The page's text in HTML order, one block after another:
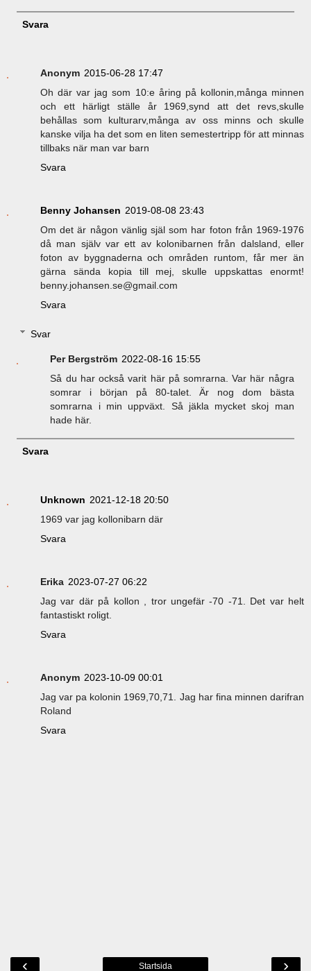
Svara
Anonym 2015-06-28 17:47
Oh där var jag som 10:e åring på kollonin,många minnen
och ett härligt ställe år 1969,synd att det revs,skulle
behållas som kulturarv,många av oss minns och skulle
kanske vilja ha det som en liten semestertripp för att minnas
tillbaks när man var barn
Svara
Benny Johansen 2019-08-08 23:43
Om det är någon vänlig själ som har foton från 1969-1976
då man själv var ett av kolonibarnen från dalsland, eller
foton av byggnaderna och områden runtom, får mer än
gärna sända kopia till mej, skulle uppskattas enormt!
benny.johansen.se@gmail.com
Svara
Svar
Per Bergström 2022-08-16 15:55
Så du har också varit här på somrarna. Var här några
somrar i början på 80-talet. Är nog dom bästa
somrarna i min uppväxt. Så jäkla mycket skoj man
hade här.
Svara
Unknown 2021-12-18 20:50
1969 var jag kollonibarn där
Svara
Erika 2023-07-27 06:22
Jag var där på kollon , tror ungefär -70 -71. Det var helt
fantastiskt roligt.
Svara
Anonym 2023-10-09 00:01
Jag var pa kolonin 1969,70,71. Jag har fina minnen darifran
Roland
Svara
‹ ›
Startsida